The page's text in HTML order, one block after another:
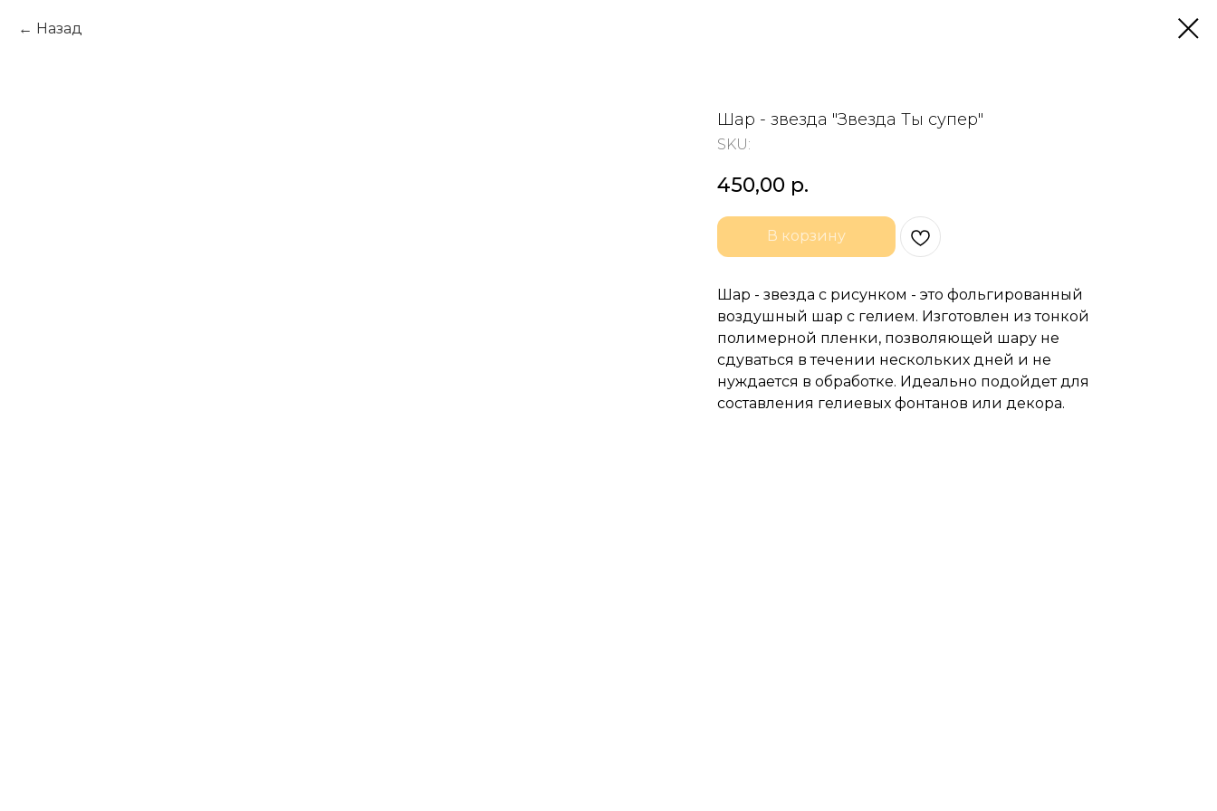
Назад
Шар - звезда "Звезда Ты супер"
SKU:
450,00 р.
В корзину
Шар - звезда с рисунком - это фольгированный
воздушный шар с гелием. Изготовлен из тонкой
полимерной пленки, позволяющей шару не
сдуваться в течении нескольких дней и не
нуждается в обработке. Идеально подойдет для
составления гелиевых фонтанов или декора.